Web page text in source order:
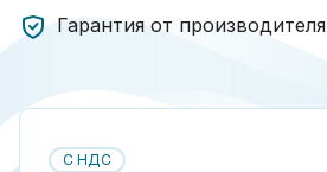
Гарантия от производителя
С НДС